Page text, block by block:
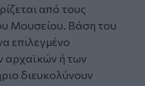
από τους
Μουσείου. Βάση του
επιλεγμένο
αρχαϊκών ή των
διευκολύνουν